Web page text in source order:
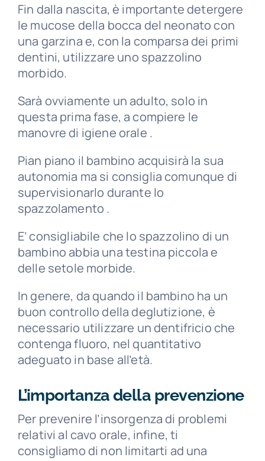
Fin dalla nascita, è importante detergere
le mucose della bocca del neonato con
una garzina e, con la comparsa dei primi
dentini, utilizzare uno spazzolino
morbido.
Sarà ovviamente un adulto, solo in
questa prima fase, a compiere le
manovre di igiene orale .
Pian piano il bambino acquisirà la sua
autonomia ma si consiglia comunque di
supervisionarlo durante lo
spazzolamento .
E’ consigliabile che lo spazzolino di un
bambino abbia una testina piccola e
delle setole morbide.
In genere, da quando il bambino ha un
buon controllo della deglutizione, è
necessario utilizzare un dentifricio che
contenga fluoro, nel quantitativo
adeguato in base all’età.
L’importanza della prevenzione
Per prevenire l’insorgenza di problemi
relativi al cavo orale, infine, ti
consigliamo di non limitarti ad una